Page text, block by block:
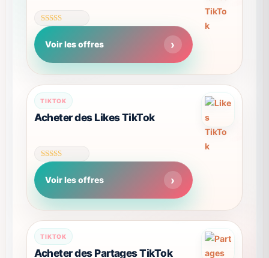
du
produit
Note
sur 5
Voir les offres
TIKTOK
Acheter des Likes TikTok
Note
sur 5
Voir les offres
Ce
produit
variations.
Les
options
peuvent
choisies
sur
TIKTOK
Acheter des Partages TikTok
Ce
produit